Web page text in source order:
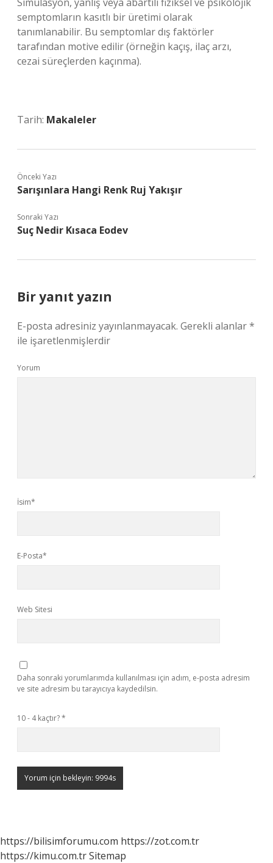
semptomların kasıtlı bir üretimi olarak
tanımlanabilir. Bu semptomlar dış faktörler
tarafından motive edilir (örneğin kaçış, ilaç arzı,
cezai süreçlerden kaçınma).
Tarih: Makaleler
Önceki Yazı
Sarışınlara Hangi Renk Ruj Yakışır
Sonraki Yazı
Suç Nedir Kısaca Eodev
Bir yanıt yazın
E-posta adresiniz yayınlanmayacak. Gerekli alanlar*
ile işaretlenmişlerdir
Yorum
İsim*
E-Posta*
Web Sitesi
Daha sonraki yorumlarımda kullanılması için adım, e-posta adresim
ve site adresim bu tarayıcıya kaydedilsin.
10 - 4 kaçtır?*
https://bilisimforumu.com https://zot.com.tr
https://kimu.com.trSitemap